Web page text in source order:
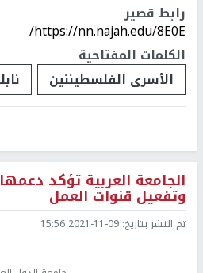
رابط قصير
https://nn.najah.edu/8E0E/
الكلمات المفتاحية
الأسرى الفلسطيننين
الجامعة العربية تؤكد
وتفعيل قنوات العمل
تم النشر بتاريخ: 2021-11-09 15:56